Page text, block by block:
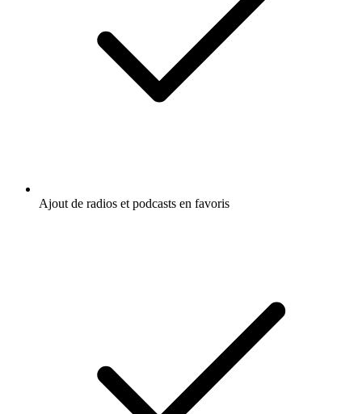
Ajout de radios et podcasts en favoris